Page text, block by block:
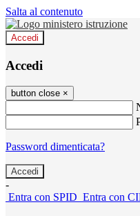
Salta al contenuto
Accedi
Accedi
button close ×
Password dimenticata?
-
Entra con SPID Entra con